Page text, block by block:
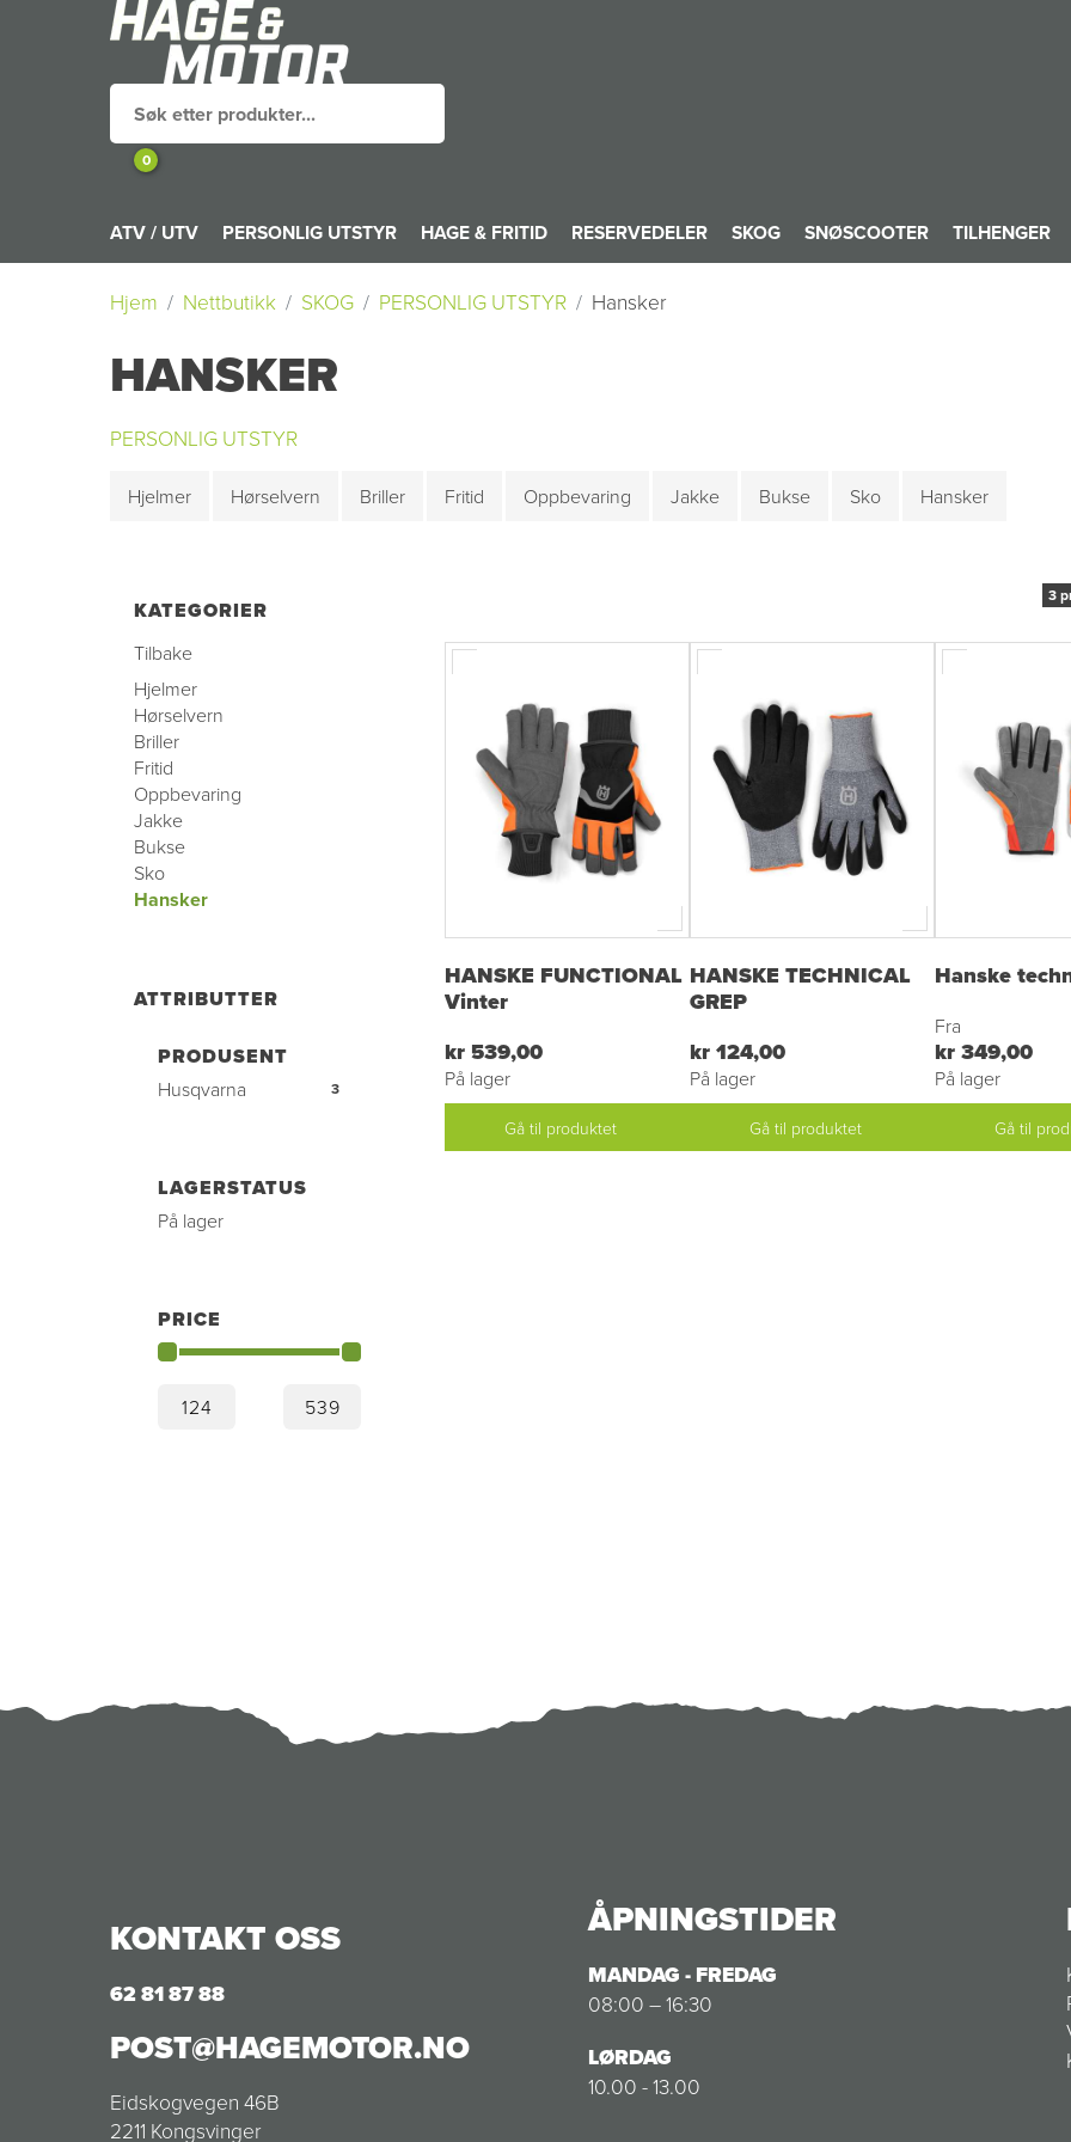
0
ATV / UTV PERSONLIG UTSTYR HAGE & FRITID RESERVEDELER SKOG SNØSCOOTER TILHENGER
Hjem Nettbutikk SKOG PERSONLIG UTSTYR Hansker
HANSKER
PERSONLIG UTSTYR
Hjelmer Hørselvern Briller Fritid Oppbevaring Jakke Bukse Sko Hansker
KATEGORIER
Tilbake
Hjelmer
Hørselvern
Briller
Fritid
Oppbevaring
Jakke
Bukse
Sko
Hansker
ATTRIBUTTER
PRODUSENT
Husqvarna 3
LAGERSTATUS
På lager
PRICE
3
HANSKE FUNCTIONAL
Vinter
kr 539,00
På lager
Gå til produktet
HANSKE TECHNICAL
GREP
kr 124,00
På lager
Gå til produktet
Hanske
Fra
kr 349,00
På lager
Gå til
KONTAKT OSS
62 81 87 88
POST@HAGEMOTOR.NO
Eidskogvegen 46B
2211 Kongsvinger
ÅPNINGSTIDER
MANDAG - FREDAG
08:00 – 16:30
LØRDAG
10.00 - 13.00